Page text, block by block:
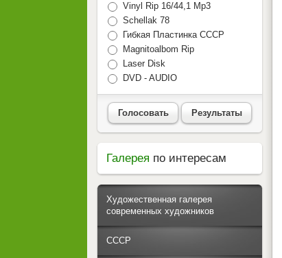
Vinyl Rip 16/44,1 Mp3
Schellak 78
Гибкая Пластинка СССР
Magnitoalbom Rip
Laser Disk
DVD - AUDIO
Голосовать Результаты
Галерея по интересам
Художественная галерея
современных художников
СССР